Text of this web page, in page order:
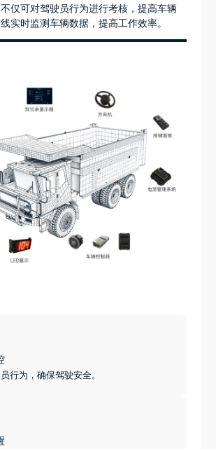
仅可对驾驶员行为进行考核，提高车辆
实时监测车辆数据，提高工作效率。
行为，确保驾驶安全。